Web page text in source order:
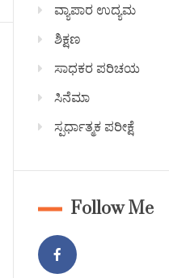
ವ್ಯಾಪಾರ ಉದ್ಯಮ
ಶಿಕ್ಷಣ
ಸಾಧಕರ ಪರಿಚಯ
ಸಿನೆಮಾ
ಸ್ಪರ್ಧಾತ್ಮಕ ಪರೀಕ್ಷೆ
Follow Me